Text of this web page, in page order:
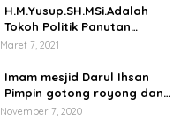
Pembaca.
H.M.Yusup.SH.MSi.Adalah
Tokoh Politik Panutan
Bersosial Tinggi.
Maret 7, 2021
Imam mesjid Darul Ihsan
Pimpin gotong royong dan
rehab masjid di desa Tambun
November 7, 2020